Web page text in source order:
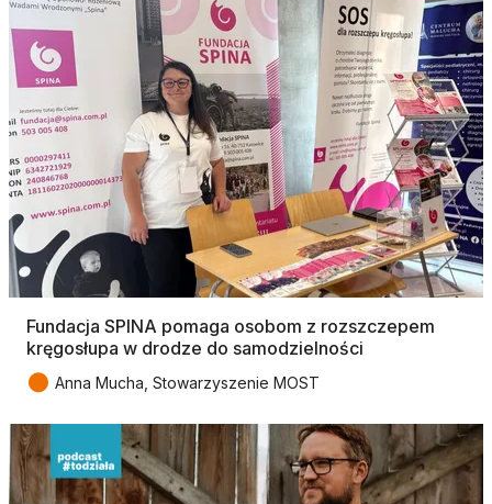
Fundacja SPINA pomaga osobom z rozszczepem
kręgosłupa w drodze do samodzielności
● Anna Mucha, Stowarzyszenie MOST